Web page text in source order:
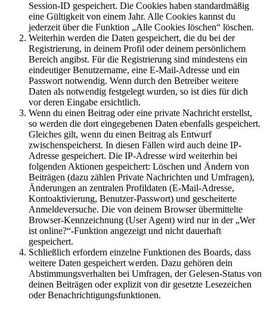
Session-ID gespeichert. Die Cookies haben standardmäßig
eine Gültigkeit von einem Jahr. Alle Cookies kannst du
jederzeit über die Funktion „Alle Cookies löschen“ löschen.
Weiterhin werden die Daten gespeichert, die du bei der
Registrierung, in deinem Profil oder deinem persönlichem
Bereich angibst. Für die Registrierung sind mindestens ein
eindeutiger Benutzername, eine E-Mail-Adresse und ein
Passwort notwendig. Wenn durch den Betreiber weitere
Daten als notwendig festgelegt wurden, so ist dies für dich
vor deren Eingabe ersichtlich.
Wenn du einen Beitrag oder eine private Nachricht erstellst,
so werden die dort eingegebenen Daten ebenfalls gespeichert.
Gleiches gilt, wenn du einen Beitrag als Entwurf
zwischenspeicherst. In diesen Fällen wird auch deine IP-
Adresse gespeichert. Die IP-Adresse wird weiterhin bei
folgenden Aktionen gespeichert: Löschen und Ändern von
Beiträgen (dazu zählen Private Nachrichten und Umfragen),
Änderungen an zentralen Profildaten (E-Mail-Adresse,
Kontoaktivierung, Benutzer-Passwort) und gescheiterte
Anmeldeversuche. Die von deinem Browser übermittelte
Browser-Kennzeichnung (User Agent) wird nur in der „Wer
ist online?“-Funktion angezeigt und nicht dauerhaft
gespeichert.
Schließlich erfordern einzelne Funktionen des Boards, dass
weitere Daten gespeichert werden. Dazu gehören dein
Abstimmungsverhalten bei Umfragen, der Gelesen-Status von
deinen Beiträgen oder explizit von dir gesetzte Lesezeichen
oder Benachrichtigungsfunktionen.